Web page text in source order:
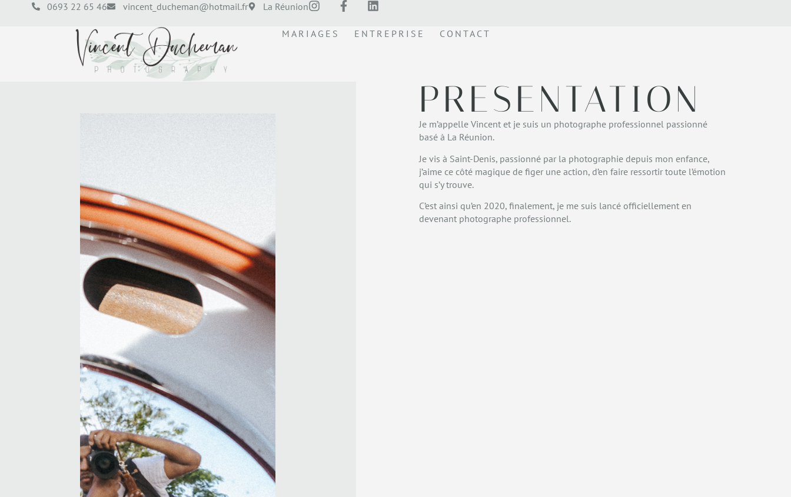
0693 22 65 46 vincent_ducheman@hotmail.fr La Réunion
MARIAGES ENTREPRISE CONTACT
PRESENTATION
Je m’appelle Vincent et je suis un photographe professionnel passionné
basé à La Réunion.
Je vis à Saint-Denis, passionné par la photographie depuis mon enfance,
j’aime ce côté magique de figer une action, d’en faire ressortir toute l’émotion
qui s’y trouve.
C’est ainsi qu’en 2020, finalement, je me suis lancé officiellement en
devenant photographe professionnel.